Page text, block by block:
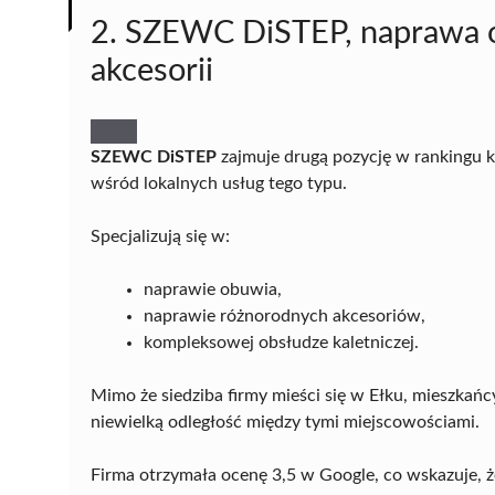
2. SZEWC DiSTEP,
akcesorii
SZEWC DiSTEP zajmuje drugą pozycję w rankingu
wśród lokalnych usług tego typu.
Specjalizują się w:
naprawie obuwia,
naprawie różnorodnych akcesoriów,
kompleksowej obsłudze kaletniczej.
Mimo że siedziba firmy mieści się w Ełku,
niewielką odległość między tymi miejscowościami.
Firma otrzymała ocenę 3,5 w Google, co